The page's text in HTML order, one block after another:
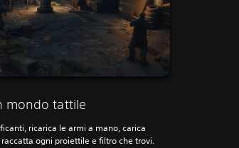
mondo tattile
ricarica le armi a mano, carica
ogni proiettile e filtro che trovi.